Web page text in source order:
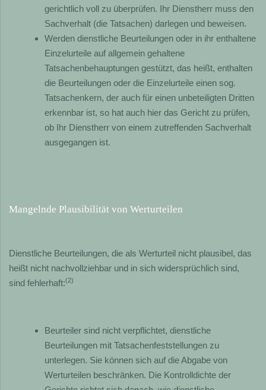
gerichtlich voll zu überprüfen. Ihr Dienstherr muss den
Sachverhalt (die Tatsachen) darlegen und beweisen.
Werden dienstliche Beurteilungen oder in ihr enthaltene
Einzelurteile auf allgemein gehaltene
Tatsachenbehauptungen gestützt, das heißt, enthalten
die Beurteilungen oder die Einzelurteile einen sog.
Tatsachenkern, der auch für einen unbeteiligten Dritten
erkennbar ist, so hat auch hier das Gericht zu prüfen,
ob Ihr Dienstherr von einem zutreffenden Sachverhalt
ausgegangen ist.
Mangelnde Plausibilität von Werturteilen
Dienstliche Beurteilungen, die als Werturteil nicht plausibel, das
heißt nicht nachvollziehbar und in sich widersprüchlich sind,
sind fehlerhaft:(2)
Beurteiler sind nicht verpflichtet, dienstliche
Beurteilungen mit Tatsachenfeststellungen zu
unterlegen. Sie können sich auf die Abgabe von
Werturteilen beschränken. Die Kontrolldichte der